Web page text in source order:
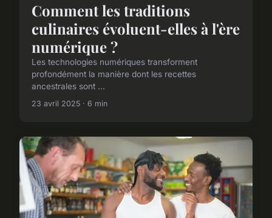
Comment les traditions
culinaires évoluent-elles à l'ère
numérique ?
Les technologies numériques transforment
profondément la manière dont les recettes
ancestrales sont ...
23 avril 2025 · 6 min